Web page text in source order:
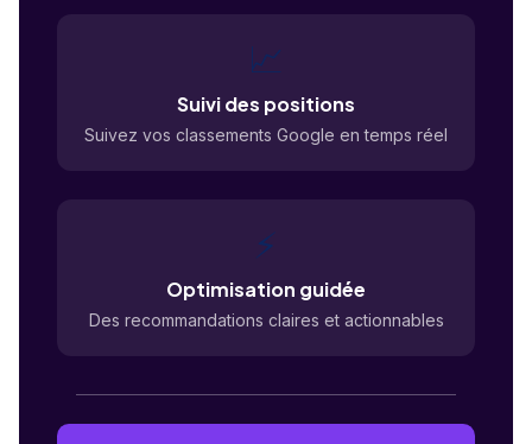
📈
Suivi des positions
Suivez vos classements Google en temps réel
⚡
Optimisation guidée
Des recommandations claires et actionnables